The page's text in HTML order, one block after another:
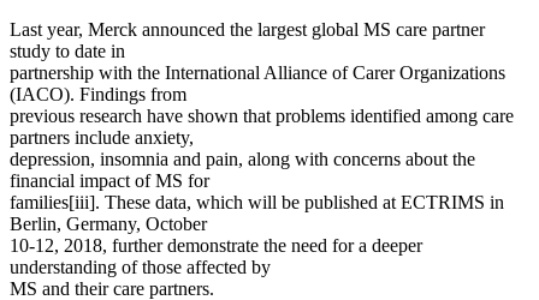
Last year, Merck announced the largest global MS care partner
study to date in
partnership with the International Alliance of Carer Organizations
(IACO). Findings from
previous research have shown that problems identified among care
partners include anxiety,
depression, insomnia and pain, along with concerns about the
financial impact of MS for
families[iii]. These data, which will be published at ECTRIMS in
Berlin, Germany, October
10-12, 2018, further demonstrate the need for a deeper
understanding of those affected by
MS and their care partners.